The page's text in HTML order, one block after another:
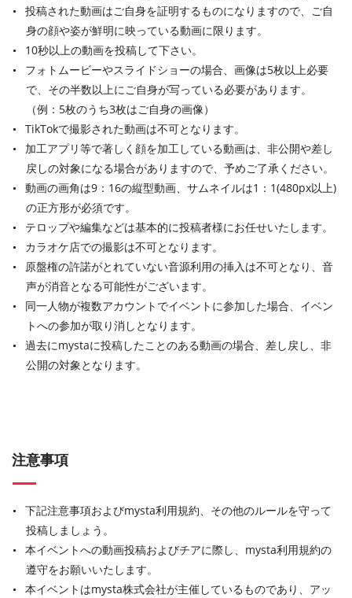
投稿された動画はご自身を証明するものになりますので、ご自
身の顔や姿が鮮明に映っている動画に限ります。
10秒以上の動画を投稿して下さい。
フォトムービーやスライドショーの場合、画像は5枚以上必要
で、その半数以上にご自身が写っている必要があります。
（例：5枚のうち3枚はご自身の画像）
TikTokで撮影された動画は不可となります。
加工アプリ等で著しく顔を加工している動画は、非公開や差し
戻しの対象になる場合がありますので、予めご了承ください。
動画の画角は9：16の縦型動画、サムネイルは1：1(480px以上)
の正方形が必須です。
テロップや編集などは基本的に投稿者様にお任せいたします。
カラオケ店での撮影は不可となります。
原盤権の許諾がとれていない音源利用の挿入は不可となり、音
声が消音となる可能性がございます。
同一人物が複数アカウントでイベントに参加した場合、イベン
トへの参加が取り消しとなります。
過去にmystaに投稿したことのある動画の場合、差し戻し、非
公開の対象となります。
注意事項
下記注意事項およびmysta利用規約、その他のルールを守って
投稿しましょう。
本イベントへの動画投稿およびチアに際し、mysta利用規約の
遵守をお願いいたします。
本イベントはmysta株式会社が主催しているものであり、アッ